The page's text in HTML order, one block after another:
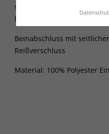
schmaler Schnitt
lange Haltbarkeit
Beinabschluss mit
Reißverschluss
Material: 100% Polyester